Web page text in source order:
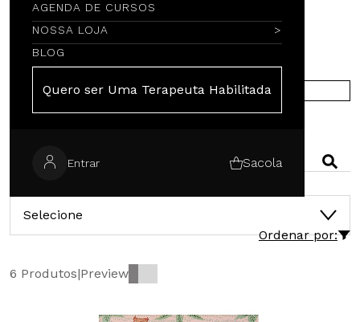
AGENDA DE CURSOS
NOSSA LOJA
BLOG
Quero ser Uma Terapeuta Habilitada
Entrar Sacola
Encontre por Nome
COMPRE NA EUROPA
Selecione
Ordenar por:
6 Produtos|Preview